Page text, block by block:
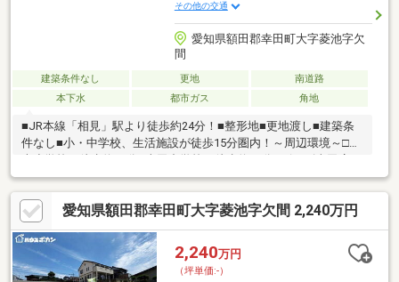
その他の交通
愛知県額田郡幸田町大字菱池字欠
間
建築条件なし 更地
南道路
本下水
都市ガス 角地
■JR本線「相見」駅より徒歩約24分！■整形地■更地渡し■建築条
件なし■小・中学校、生活施設が徒歩15分圏内！～周辺環境～□中
徒歩約11分□ミニストップ幸田大草店：徒歩約10分□ゲンキー大草
店：徒歩約3分
愛知県額田郡幸田町大字菱池字欠間 2,240万円
2,240万円
（坪単価:-）